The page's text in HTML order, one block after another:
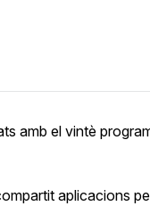
amb el vintè
aplicacions